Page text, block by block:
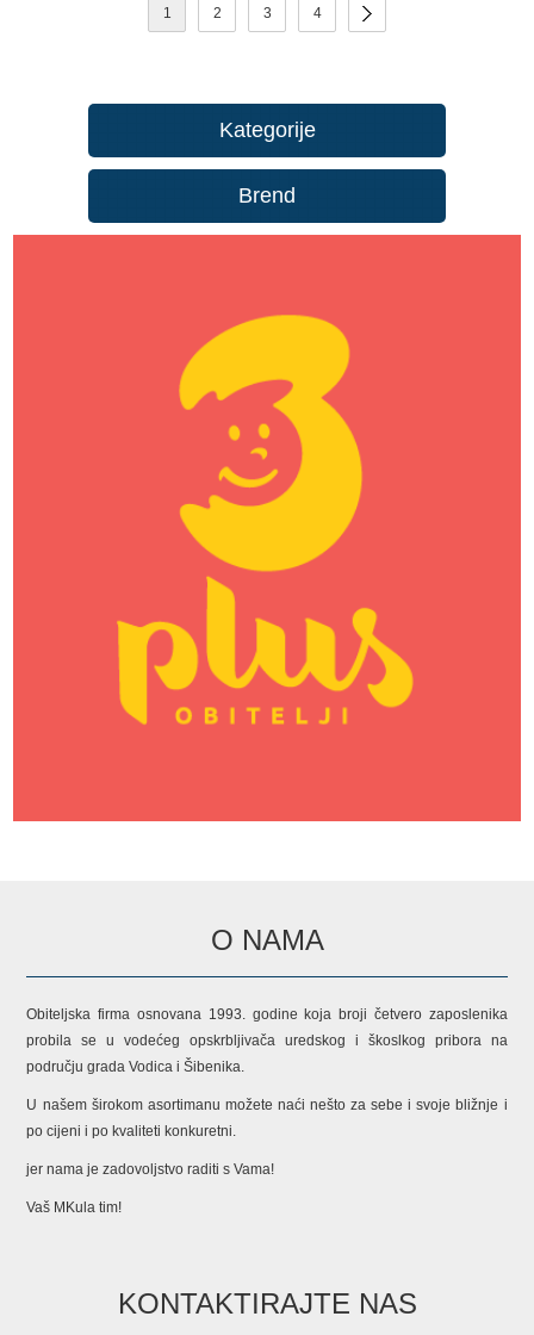
1 2 3 4
Kategorije
Brend
O NAMA
Obiteljska firma osnovana 1993. godine koja broji četvero zaposlenika
probila se u vodećeg opskrbljivača uredskog i škoslkog pribora na
području grada Vodica i Šibenika.
U našem širokom asortimanu možete naći nešto za sebe i svoje bližnje i
po cijeni i po kvaliteti konkuretni.
jer nama je zadovoljstvo raditi s Vama!
Vaš MKula tim!
KONTAKTIRAJTE NAS